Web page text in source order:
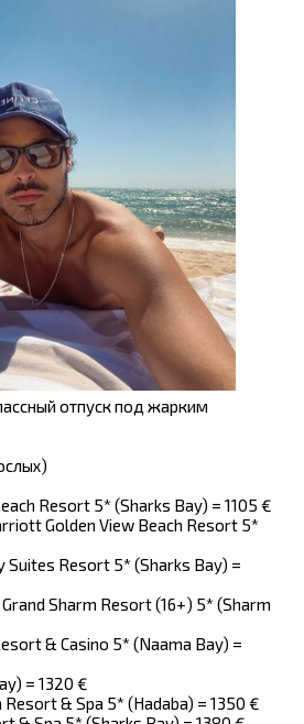
отпуск под жарким
Resort 5* (Sharks Bay) = 1105 €
Golden View Beach Resort 5*
Suites Resort 5* (Sharks Bay) =
Sharm Resort (16+) 5* (Sharm
& Casino 5* (Naama Bay) =
= 1320 €
& Spa 5* (Hadaba) = 1350 €